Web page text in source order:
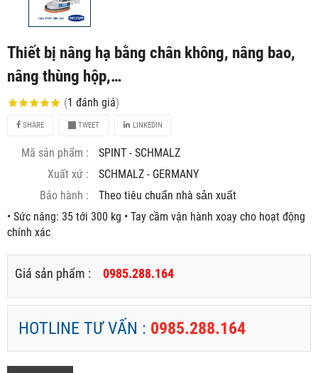
Thiết bị nâng hạ bằng chân không, nâng bao,
nâng thùng hộp,…
(1 đánh giá)
SHARE TWEET LINKEDIN
Mã sản phẩm :
SPINT - SCHMALZ
Xuất xứ :
SCHMALZ - GERMANY
Bảo hành :
Theo tiêu chuẩn nhà sản xuất
• Sức nâng: 35 tới 300 kg • Tay cầm vận hành xoay cho hoạt động
chính xác
Giá sản phẩm : 0985.288.164
HOTLINE TƯ VẤN : 0985.288.164